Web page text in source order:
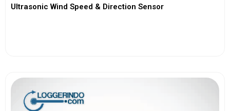
Ultrasonic Wind Speed & Direction Sensor